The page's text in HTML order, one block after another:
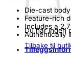
Du har ingen
Tilbake til
Die-cast
Feature-rich
Includes a
Authentically